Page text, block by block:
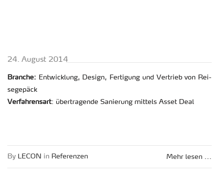
24. Au­gust 2014
Bran­che: Ent­wick­lung, De­sign, Fer­ti­gung und Ver­trieb von Rei­
se­ge­päck
Ver­fah­rens­art: über­tra­gen­de Sa­nie­rung mit­tels Asset Deal
Mehr lesen ...
By LECON in Re­fe­ren­zen